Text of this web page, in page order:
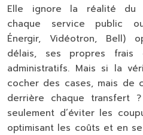
Elle ignore la réalité du
chaque service public
Énergir, Vidéotron, Bell)
délais, ses propres
administratifs. Mais si la
cocher des cases, mais de
derrière chaque transfert
seulement d’éviter les
optimisant les coûts et en